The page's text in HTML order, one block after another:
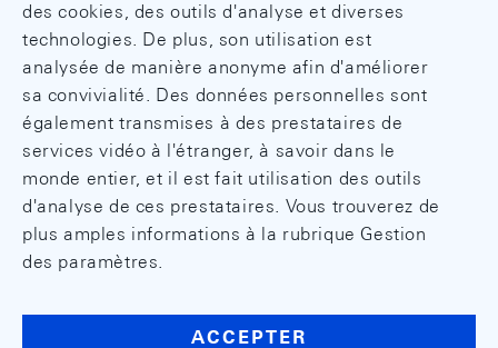
des cookies, des outils d'analyse et diverses
technologies. De plus, son utilisation est
analysée de manière anonyme afin d'améliorer
sa convivialité. Des données personnelles sont
également transmises à des prestataires de
services vidéo à l'étranger, à savoir dans le
monde entier, et il est fait utilisation des outils
d'analyse de ces prestataires. Vous trouverez de
plus amples informations à la rubrique Gestion
des paramètres.
ACCEPTER